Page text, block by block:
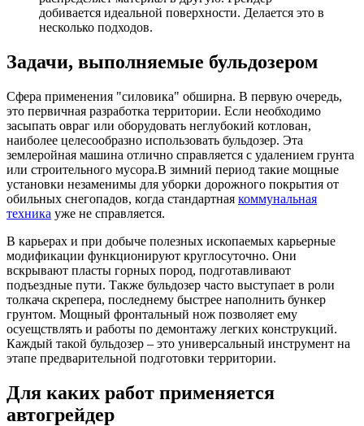
добивается идеальной поверхности. Делается это в
несколько подходов.
Задачи, выполняемые бульдозером
Сфера применения "силовика" обширна. В первую очередь,
это первичная разработка территории. Если необходимо
засыпать овраг или оборудовать неглубокий котлован,
наиболее целесообразно использовать бульдозер. Эта
землеройная машина отлично справляется с удалением грунта
или строительного мусора.В зимний период такие мощные
установки незаменимы для уборки дорожного покрытия от
обильных снегопадов, когда стандартная коммунальная
техника уже не справляется.
В карьерах и при добыче полезных ископаемых карьерные
модификации функционируют круглосуточно. Они
вскрывают пласты горных пород, подготавливают
подъездные пути. Также бульдозер часто выступает в роли
толкача скрепера, последнему быстрее наполнить бункер
грунтом. Мощный фронтальный нож позволяет ему
осуещствлять и работы по демонтажу легких конструкций.
Каждый такой бульдозер – это универсальный инструмент на
этапе предварительной подготовки территории.
Для каких работ применяется
автогрейдер